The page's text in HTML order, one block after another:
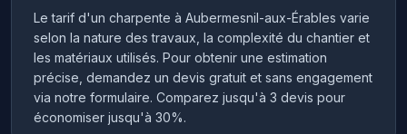
Le tarif d'un charpente à Aubermesnil-aux-Érables varie
selon la nature des travaux, la complexité du chantier et
les matériaux utilisés. Pour obtenir une estimation
précise, demandez un devis gratuit et sans engagement
via notre formulaire. Comparez jusqu'à 3 devis pour
économiser jusqu'à 30%.